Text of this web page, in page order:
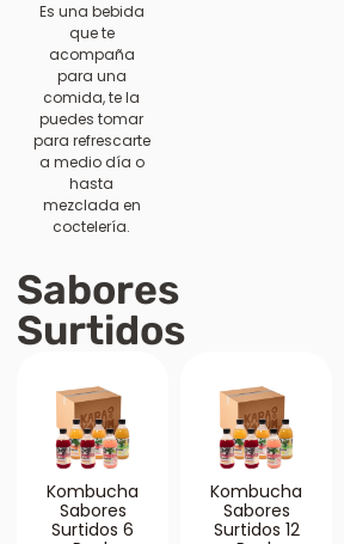
Es una bebida
que te
acompaña
para una
comida, te la
puedes tomar
para refrescarte
a medio día o
hasta
mezclada en
coctelería.
Sabores
Surtidos
Kombucha
Sabores
Surtidos 6
Kombucha
Sabores
Surtidos 12